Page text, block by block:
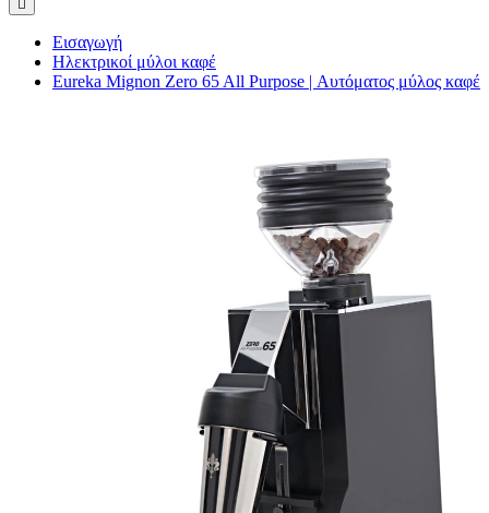
Εισαγωγή
Ηλεκτρικοί μύλοι καφέ
Eureka Mignon Zero 65 All Purpose | Αυτόματος μύλος καφέ